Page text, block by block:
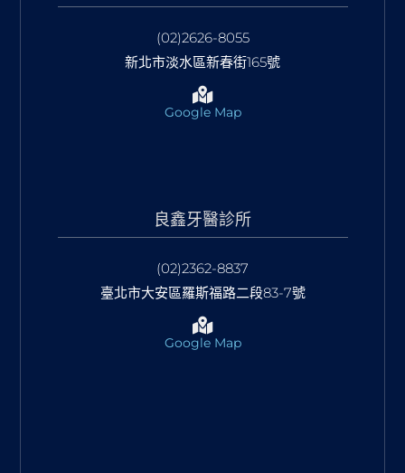
(02)2626-8055
新北市淡水區新春街165號
Google Map
良鑫牙醫診所
(02)2362-8837
臺北市大安區羅斯福路二段83-7號
Google Map